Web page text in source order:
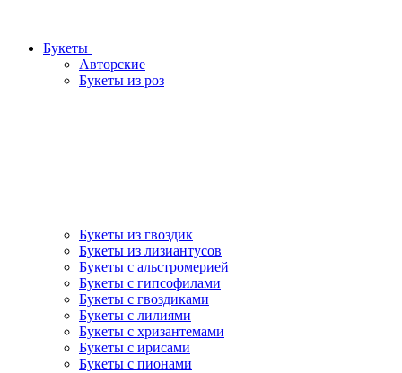
Букеты
Авторские
Букеты из роз
Букеты из гвоздик
Букеты из лизиантусов
Букеты с альстромерией
Букеты с гипсофилами
Букеты с гвоздиками
Букеты с лилиями
Букеты с хризантемами
Букеты с ирисами
Букеты с пионами